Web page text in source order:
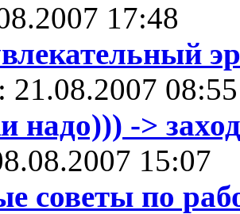
17:48
21.08.2007 08:55
надо))) ->
15:07
советы по